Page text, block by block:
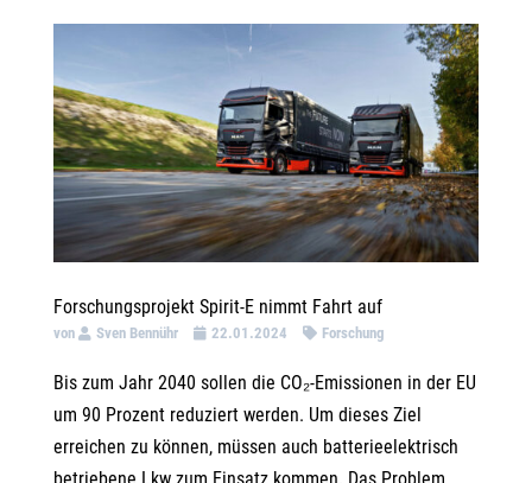
Forschungsprojekt Spirit-E nimmt Fahrt auf
von Sven Bennühr 22.01.2024 Forschung
Bis zum Jahr 2040 sollen die CO₂-Emissionen in der EU
um 90 Prozent reduziert werden. Um dieses Ziel
erreichen zu können, müssen auch batterieelektrisch